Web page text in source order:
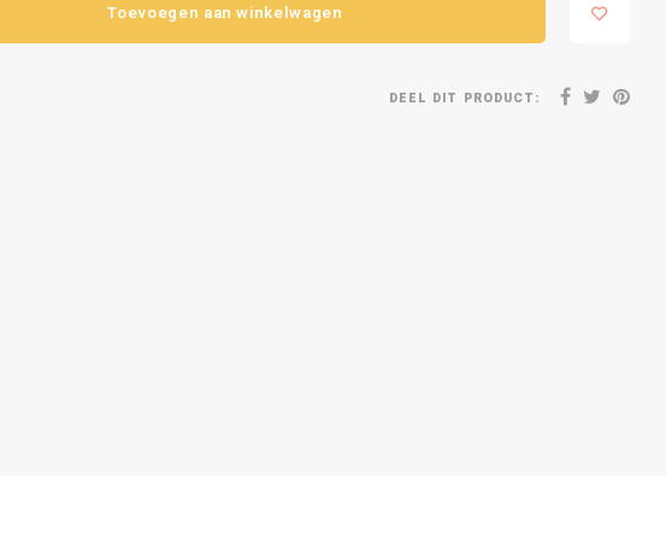
Toevoegen aan winkelwagen
DEEL DIT PRODUCT: